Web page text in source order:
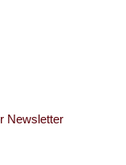
Newsletter